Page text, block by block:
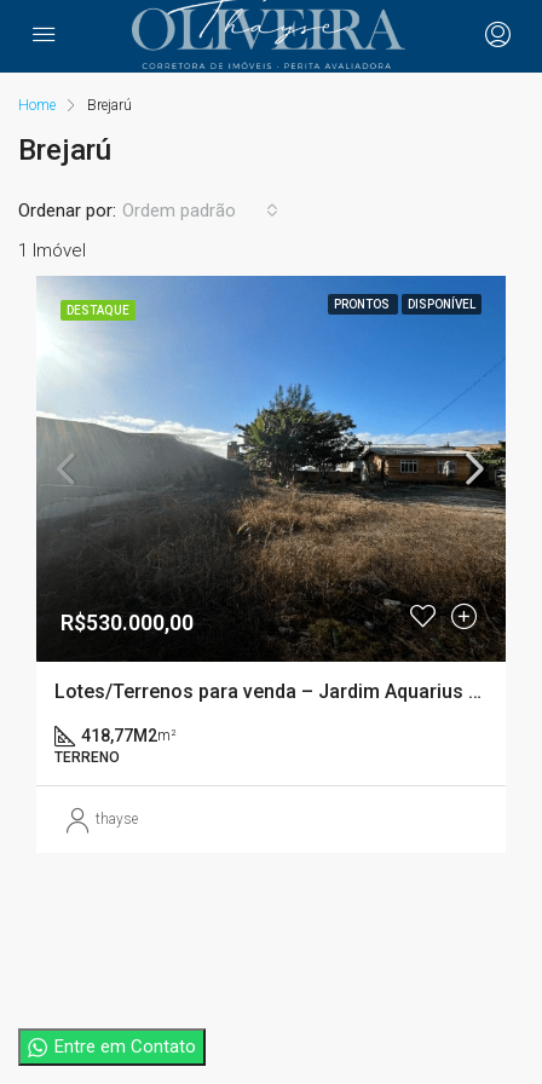
Home Brejarú
Brejarú
1 Imóvel
Ordenar por: Ordem padrão
DESTAQUE PRONTOS DISPONÍVEL
R$530.000,00
Lotes/Terrenos para venda – Jardim Aquarius (PALHOÇA- SC)
418,77M2m²
TERRENO
thayse
Entre em Contato